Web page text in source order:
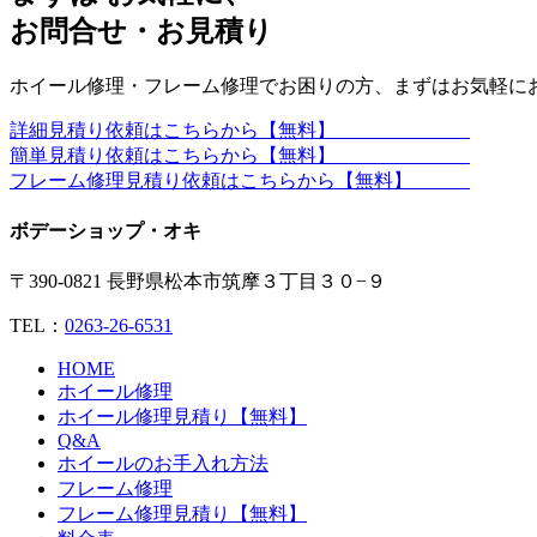
お問合せ・お見積り
ホイール修理・フレーム修理でお困りの方、まずはお気軽に
詳細見積り依頼はこちらから【無料】
簡単見積り依頼はこちらから【無料】
フレーム修理見積り依頼はこちらから【無料】
ボデーショップ・オキ
〒390-0821 長野県松本市筑摩３丁目３０−９
TEL： 0263-26-6531
HOME
ホイール修理
ホイール修理見積り【無料】
Q&A
ホイールのお手入れ方法
フレーム修理
フレーム修理見積り【無料】